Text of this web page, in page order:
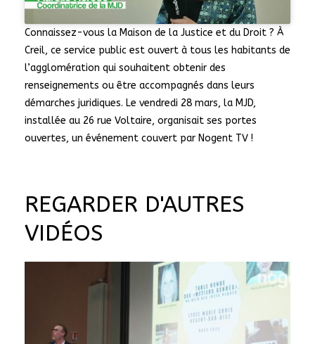
Connaissez-vous la Maison de la Justice et du Droit ? À
Creil, ce service public est ouvert à tous les habitants de
l’agglomération qui souhaitent obtenir des
renseignements ou être accompagnés dans leurs
démarches juridiques. Le vendredi 28 mars, la MJD,
installée au 26 rue Voltaire, organisait ses portes
ouvertes, un événement couvert par Nogent TV !
REGARDER D'AUTRES
VIDÉOS